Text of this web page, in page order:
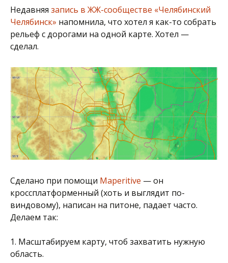
Недавняя запись в ЖЖ-сообществе «Челябинский
Челябинск» напомнила, что хотел я как-то собрать
рельеф с дорогами на одной карте. Хотел —
сделал.
Сделано при помощи Maperitive — он
кроссплатформенный (хоть и выглядит по-
виндовому), написан на питоне, падает часто.
Делаем так:
1. Масштабируем карту, чтоб захватить нужную
область.